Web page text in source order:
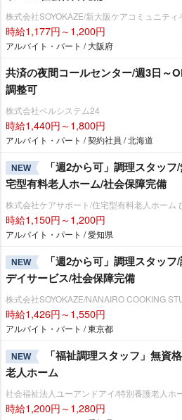
株式会社SOYOKAZE/新大阪ケアコミュニティ
時給1,177円～1,200円
アルバイト・パート / 大阪府
共済の夜間コールセンター/週3日～
調整可
株式会社ベルシステム24
時給1,440円～1,800円
アルバイト・パート / 契約社員 / 北海道
NEW
「週2から可」調理スタッ
宅型有料老人ホーム/社会保障完備
株式会社ケアサポート/住宅型有料老人ホーム
時給1,150円～1,200円
アルバイト・パート / 愛知県
NEW
「週2から可」調理スタッ
デイサービス/社会保障完備
株式会社SOYOKAZE/NANAIRO COOKING
時給1,426円～1,550円
アルバイト・パート / 東京都
NEW
「福祉調理スタッフ」無資
老人ホーム
社会福祉法人ユーアンドアイ/特別養護老人ホ
時給1,200円～1,280円